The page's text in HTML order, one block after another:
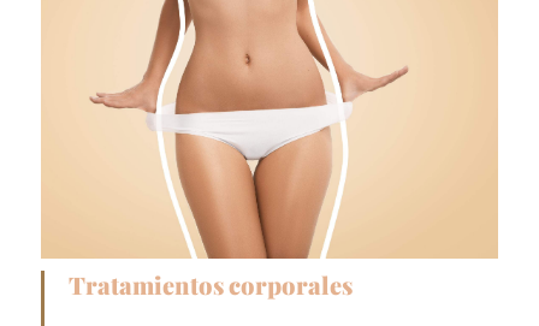
Tratamientos corporales